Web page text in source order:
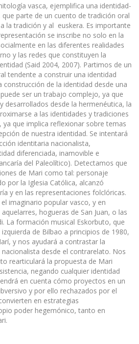
vasca, ejemplifica una identidad-
parte de un cuento de tradición oral
la tradición y al euskera. Es importante
se inscribe no solo en la
en las diferentes realidades
y las redes que constituyen la
(Said 2004, 2007). Partimos de un
tendente a construir una identidad
construcción de la identidad desde una
ser un trabajo complejo, ya que
desarrollados desde la hermenéutica, la
a las identidades y tradiciones
ya que implica reflexionar sobre temas
de nuestra identidad. Se intentará
identitaria nacionalista,
diferenciada, inamovible e
del Paleolítico). Detectamos que
de Mari como tal: personaje
por la Iglesia Católica, alcanzó
y en las representaciones folclóricas.
imaginario popular vasco, y en
hogueras de San Juan, o las
La formación musical Eskorbuto, que
de Bilbao a principios de 1980,
y nos ayudará a contrastar la
desde el contrarelato. Nos
rearticulará la propuesta de Mari
negando cualquier identidad
en cuenta cómo proyectos en un
y por ello rechazados por el
en estrategias
poder hegemónico, tanto en